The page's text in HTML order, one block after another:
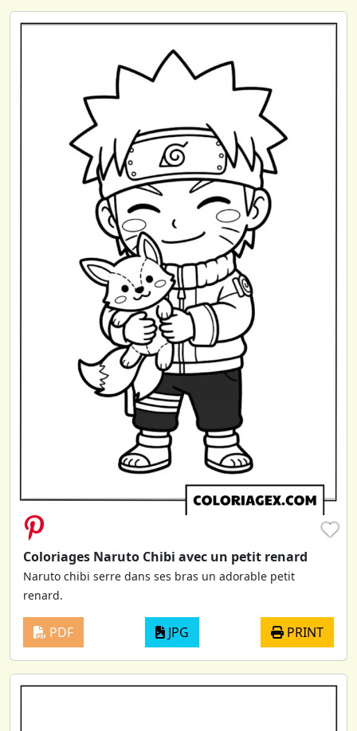
♥
Coloriages Naruto Chibi avec un petit renard
Naruto chibi serre dans ses bras un adorable petit
renard.
PDF JPG PRINT